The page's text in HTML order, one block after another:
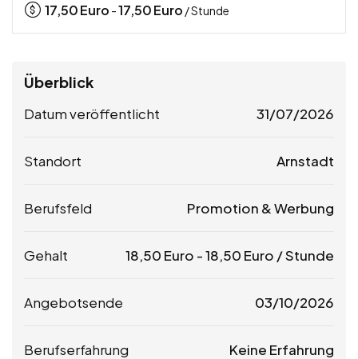
17,50Euro -17,50Euro / Stunde
Überblick
Datum veröffentlicht 31/07/2026
Standort Arnstadt
Berufsfeld Promotion & Werbung
Gehalt 18,50 Euro -18,50 Euro / Stunde
Angebotsende 03/10/2026
Berufserfahrung Keine Erfahrung